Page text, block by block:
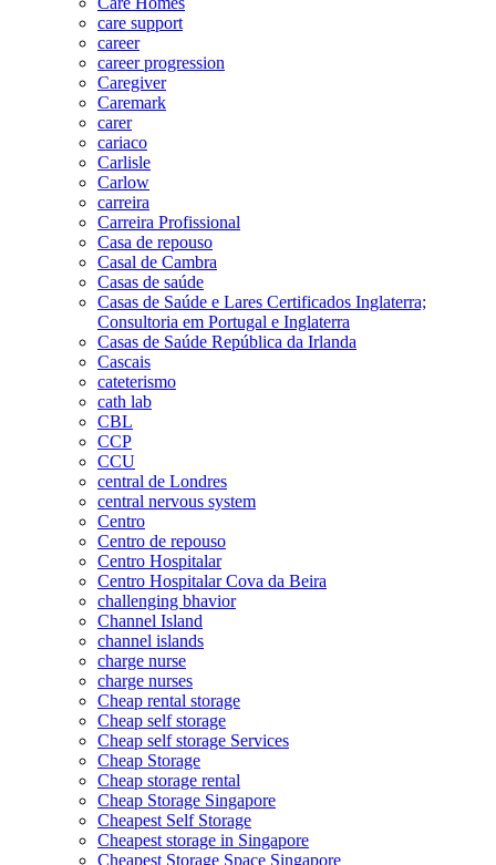
care support
career
career progression
Caregiver
Caremark
carer
cariaco
Carlisle
Carlow
carreira
Carreira Profissional
Casa de repouso
Casal de Cambra
Casas de saúde
Casas de Saúde e Lares Certificados Inglaterra;
Consultoria em Portugal e Inglaterra
Casas de Saúde República da Irlanda
Cascais
cateterismo
cath lab
CBL
CCP
CCU
central de Londres
central nervous system
Centro
Centro de repouso
Centro Hospitalar
Centro Hospitalar Cova da Beira
challenging bhavior
Channel Island
channel islands
charge nurse
charge nurses
Cheap rental storage
Cheap self storage
Cheap self storage Services
Cheap Storage
Cheap storage rental
Cheap Storage Singapore
Cheapest Self Storage
Cheapest storage in Singapore
Cheapest Storage Space Singapore